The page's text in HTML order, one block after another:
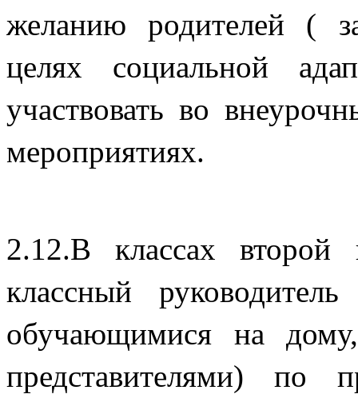
желанию родителей (
целях социальной
участвовать во
2.12.В классах второй
классный
обучающимися на
представителями) по